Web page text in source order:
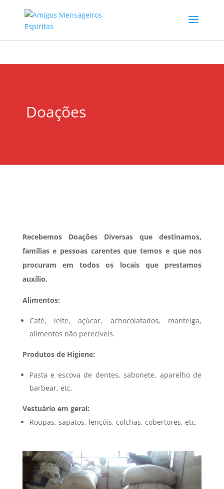
Doações
Recebemos Doações Diversas que destinamos,
famílias e pessoas carentes que temos e que nos
procuram em todos os locais que prestamos
auxílio.
Alimentos:
Café, leite, açúcar, achocolatados, manteiga,
alimentos não perecíveis.
Produtos de Higiene:
Pasta e escova de dentes, sabonete, aparelho de
barbear, etc.
Vestuário em geral:
Roupas, sapatos, lençóis, colchas, cobertores, etc.